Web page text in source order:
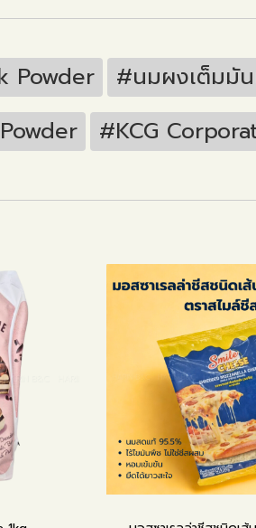
Powder #นมผงเต็มมัน
#KCG